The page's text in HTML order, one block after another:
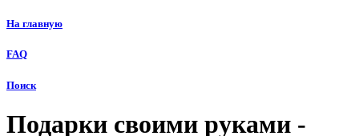
На главную
FAQ
Поиск
Подарки своими руками -